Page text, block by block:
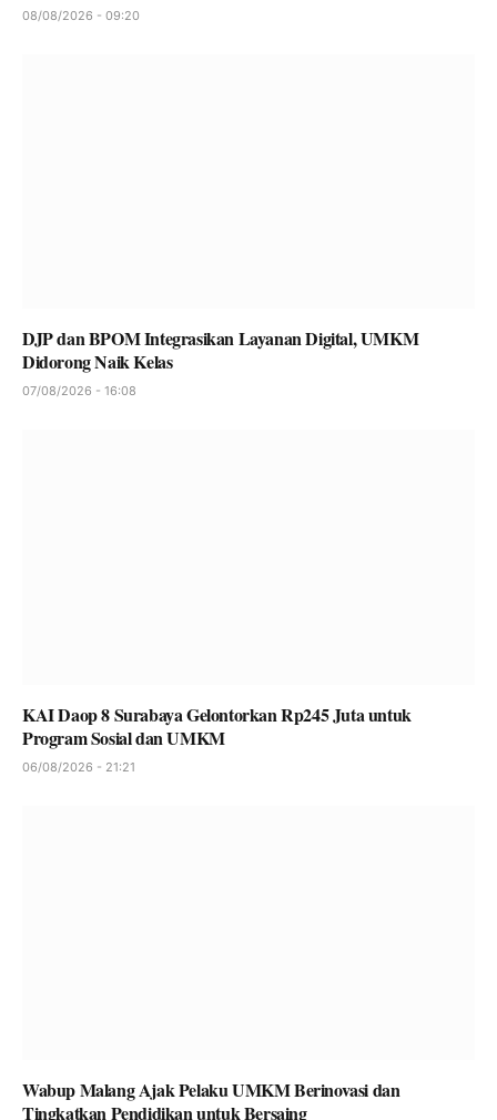
08/08/2026 - 09:20
DJP dan BPOM Integrasikan Layanan Digital, UMKM
Didorong Naik Kelas
07/08/2026 - 16:08
KAI Daop 8 Surabaya Gelontorkan Rp245 Juta untuk
Program Sosial dan UMKM
06/08/2026 - 21:21
Wabup Malang Ajak Pelaku UMKM Berinovasi dan
Tingkatkan Pendidikan untuk Bersaing